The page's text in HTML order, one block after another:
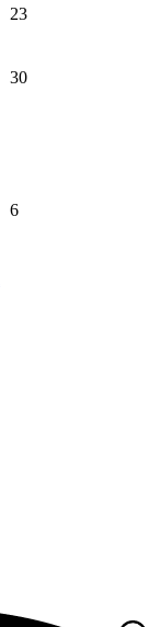
23
30
6